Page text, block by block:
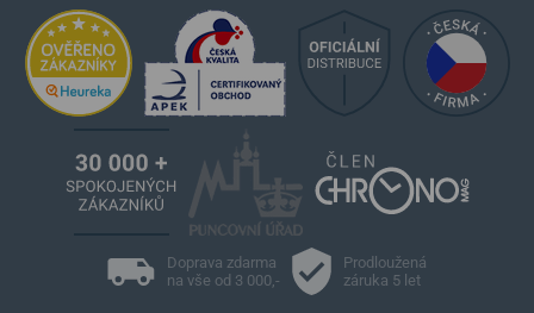
Doprava zdarma
na vše od 3 000,-
Prodloužená
záruka 5 let